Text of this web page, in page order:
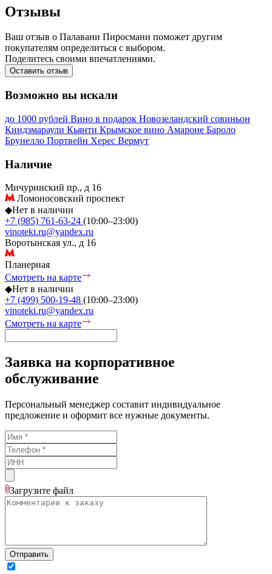
Отзывы
Ваш отзыв о Палавани Пиросмани поможет другим
покупателям определиться с выбором.
Поделитесь своими впечатлениями.
Оставить отзыв
Возможно вы искали
до 1000 рублей Вино в подарок Новозеландский совиньон
Киндзмараули Кьянти Крымское вино Амароне Бароло
Брунелло Портвейн Херес Вермут
Наличие
Мичуринский пр., д 16
Ломоносовский проспект
◆Нет в наличии
+7 (985) 761-63-24 (10:00–23:00)
vinoteki.ru@yandex.ru
Воротынская ул., д 16
Планерная
Смотреть на карте
◆Нет в наличии
+7 (499) 500-19-48 (10:00–23:00)
vinoteki.ru@yandex.ru
Смотреть на карте
Заявка на корпоративное
обслуживание
Персональный менеджер составит индивидуальное
предложение и оформит все нужные документы.
Загрузите файл
Отправить